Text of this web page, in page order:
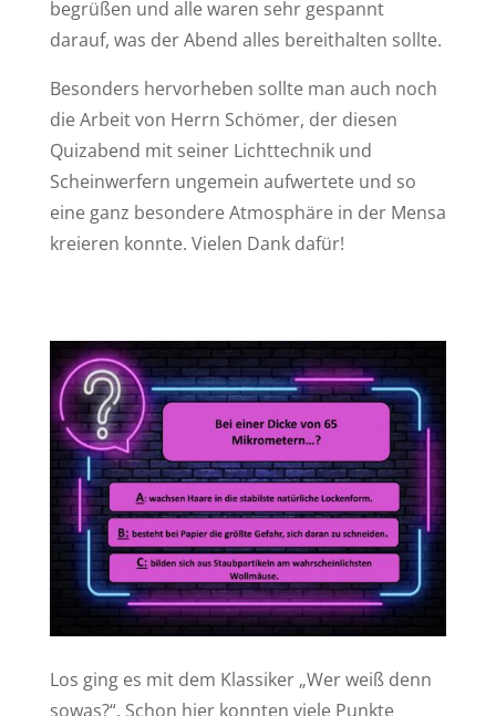
begrüßen und alle waren sehr gespannt
darauf, was der Abend alles bereithalten sollte.
Besonders hervorheben sollte man auch noch
die Arbeit von Herrn Schömer, der diesen
Quizabend mit seiner Lichttechnik und
Scheinwerfern ungemein aufwertete und so
eine ganz besondere Atmosphäre in der Mensa
kreieren konnte. Vielen Dank dafür!
Los ging es mit dem Klassiker „Wer weiß denn
sowas?“. Schon hier konnten viele Punkte